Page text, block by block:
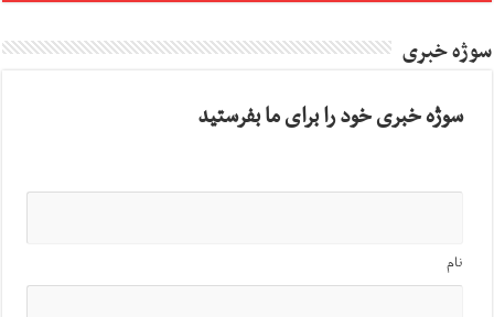
سوژه خبری
سوژه خبری خود را برای ما بفرستید
نام